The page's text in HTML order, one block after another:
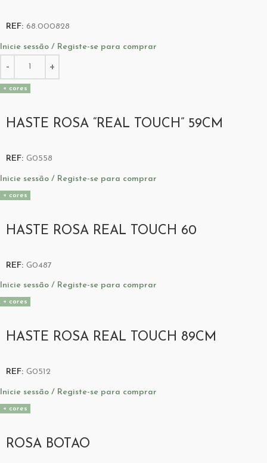
REF: 68.000828
Inicie sessão / Registe-se para comprar
+ cores
HASTE ROSA “REAL TOUCH” 59CM
REF: G0558
Inicie sessão / Registe-se para comprar
+ cores
HASTE ROSA REAL TOUCH 60
REF: G0487
Inicie sessão / Registe-se para comprar
+ cores
HASTE ROSA REAL TOUCH 89CM
REF: G0512
Inicie sessão / Registe-se para comprar
+ cores
ROSA BOTAO